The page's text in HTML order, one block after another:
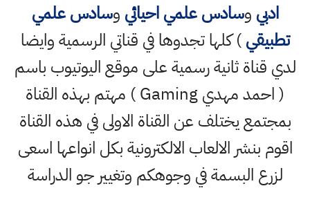
ادبي وسادس علمي احيائي وسادس علمي
تطبيقي) كلها تجدوها في قناتي الرسمية وايضا
لدي قناة ثانية رسمية على موقع اليوتيوب باسم
( احمد مهدي Gaming ) مهتم بهذه القناة
بمجتمع يختلف عن القناة الاولى في هذه القناة
اقوم بنشر الالعاب الالكترونية بكل انواعها اسعى
لزرع البسمة في وجوهكم وتغيير جو الدراسة